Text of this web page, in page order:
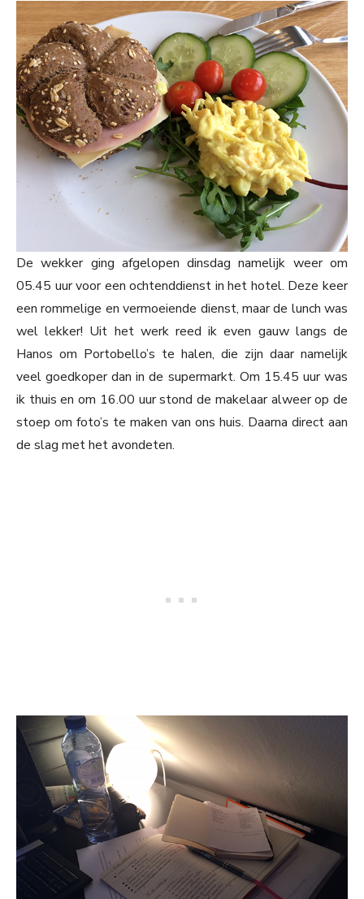
De wekker ging afgelopen dinsdag namelijk weer om
05.45 uur voor een ochtenddienst in het hotel. Deze keer
een rommelige en vermoeiende dienst, maar de lunch was
wel lekker! Uit het werk reed ik even gauw langs de
Hanos om Portobello’s te halen, die zijn daar namelijk
veel goedkoper dan in de supermarkt. Om 15.45 uur was
ik thuis en om 16.00 uur stond de makelaar alweer op de
stoep om foto’s te maken van ons huis. Daarna direct aan
de slag met het avondeten.